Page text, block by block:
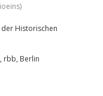
Historischen
rbb, Berlin